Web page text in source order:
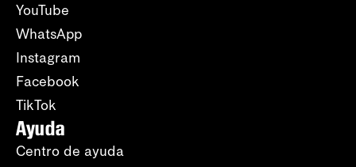
YouTube
WhatsApp
Instagram
Facebook
TikTok
Ayuda
Centro de ayuda